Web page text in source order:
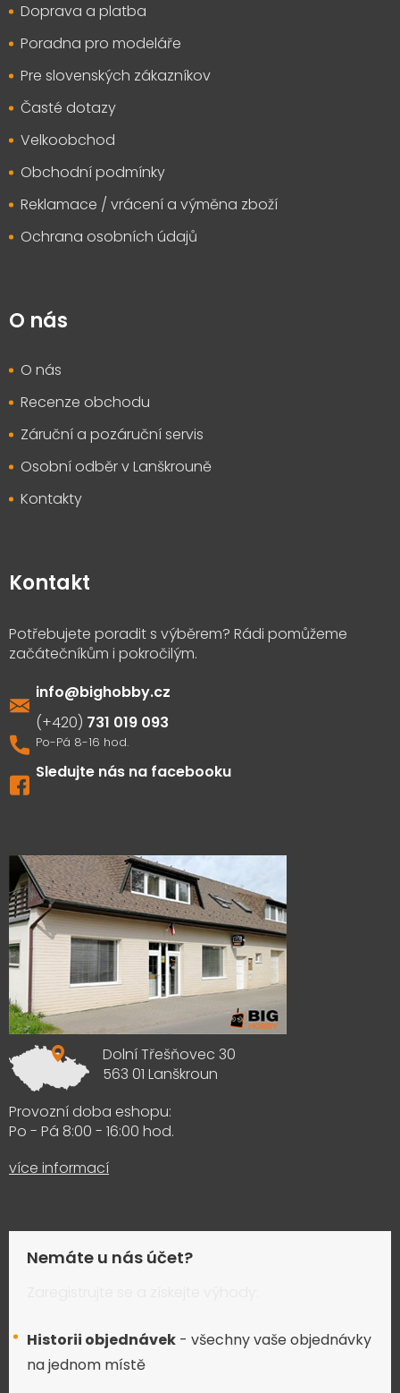
Doprava a platba
Poradna pro modeláře
Pre slovenských zákazníkov
Časté dotazy
Velkoobchod
Obchodní podmínky
Reklamace / vrácení a výměna zboží
Ochrana osobních údajů
O nás
O nás
Recenze obchodu
Záruční a pozáruční servis
Osobní odběr v Lanškrouně
Kontakty
Kontakt
info@bighobby.cz
731 019 093
Sledujte nás na facebooku
Dolní Třešňovec 30
563 01 Lanškroun
Provozní doba eshopu:
Po - Pá 8:00 - 16:00 hod.
více informací
Nemáte u nás účet?
Historii objednávek - všechny vaše objednávky
na jednom místě